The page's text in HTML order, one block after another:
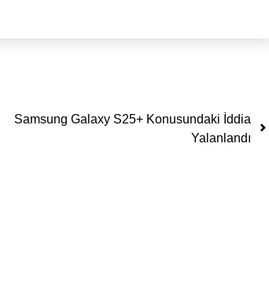
Samsung Galaxy S25+ Konusundaki İddia
Yalanlandı